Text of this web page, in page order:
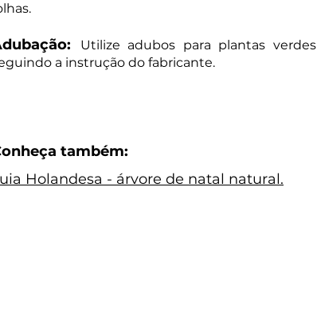
Utilize adubos para plantas verdes
a instrução do fabricante.
também:
Holandesa - árvore de natal natural.